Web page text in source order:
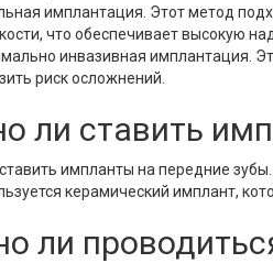
имплантация. Этот метод
что обеспечивает высокую
инвазивная имплантация.
риск осложнений.
ли ставить
импланты на передние
керамический имплант,
ли